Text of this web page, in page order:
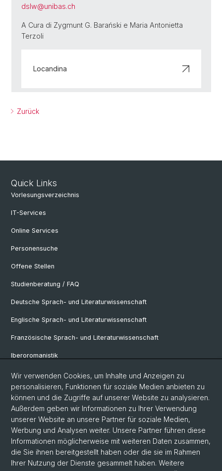
dslw@unibas.ch
A Cura di Zygmunt G. Barański e Maria Antonietta
Terzoli
Locandina
Zurück
Quick Links
Vorlesungsverzeichnis
IT-Services
Online Services
Personensuche
Offene Stellen
Studienberatung / FAQ
Deutsche Sprach- und Literaturwissenschaft
Englische Sprach- und Literaturwissenschaft
Französische Sprach- und Literaturwissenschaft
Iberoromanistik
Italianistik
Nordistik
Osteuropa-Studien
Slavic Studies
© Universität Basel
Wir verwenden Cookies, um Inhalte und Anzeigen zu
personalisieren, Funktionen für soziale Medien anbieten zu
können und die Zugriffe auf unserer Website zu analysieren.
Außerdem geben wir Informationen zu Ihrer Verwendung
unserer Website an unsere Partner für soziale Medien,
Werbung und Analysen weiter. Unsere Partner führen diese
Informationen möglicherweise mit weiteren Daten zusammen,
die Sie ihnen bereitgestellt haben oder die sie im Rahmen
Ihrer Nutzung der Dienste gesammelt haben. Weitere